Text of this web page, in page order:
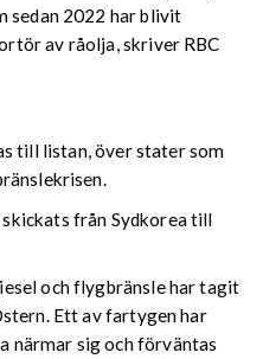
sedan 2022 har blivit
av råolja, skriver RBC
till listan, över stater som
från Sydkorea till
och flygbränsle har tagit
Ett av fartygen har
närmar sig och förväntas